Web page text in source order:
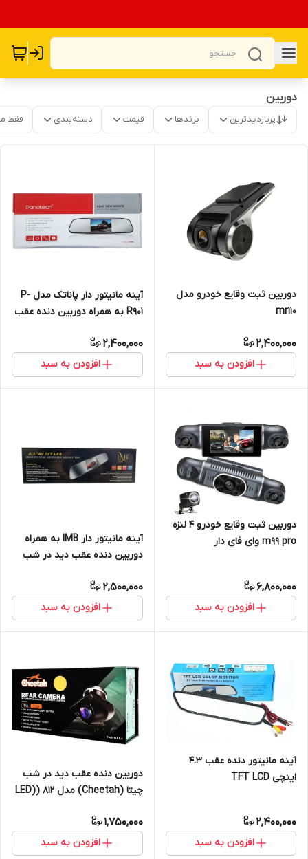
دوربین
پربازدیدترین برندها قیمت دسته‌بندی فقط
دوربین ثبت وقایع خودرو مدل
mr110
2,400,000
افزودن به سبد
آینه مانیتور دار پاناتک مدل P-
R901 به همراه دوربین دنده عقب
2,400,000
افزودن به سبد
دوربین ثبت وقایع خودرو 4 لنزه
m99 pro وای فای دار
6,800,000
افزودن به سبد
آینه مانیتور دار IMB به همراه
دوربین دنده عقب دید در شب
2,500,000
افزودن به سبد
آینه مانیتور دنده عقب 4.3
اینچی TFT LCD
2,400,000
افزودن به سبد
دوربین دنده عقب دید در شب
چیتا (Cheetah) مدل 812 (LED)
1,750,000
افزودن به سبد